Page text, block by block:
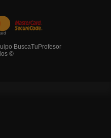
BuscaTuProfesor
©